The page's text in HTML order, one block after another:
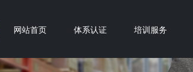
网站首页 体系认证 培训服务